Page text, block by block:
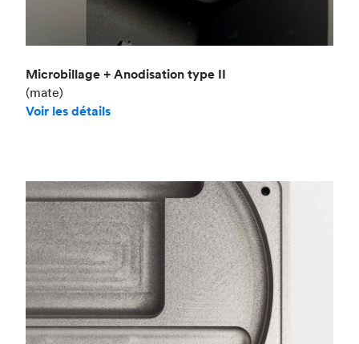
Microbillage + Anodisation type II
(mate)
Voir les détails